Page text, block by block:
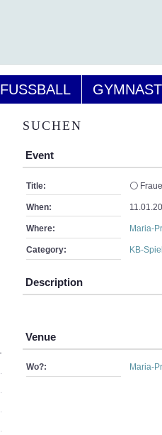
FUSSBALL
SUCHEN
Event
Title: ⚪
When:
Where: Maria-
Category: KB-
Description
Venue
Wo?: Maria-